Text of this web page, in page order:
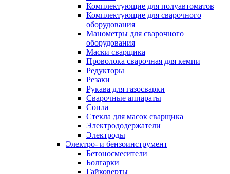
Комплектующие для полуавтоматов
Комплектующие для сварочного
оборудования
Манометры для сварочного
оборудования
Маски сварщика
Проволока сварочная для кемпи
Редукторы
Резаки
Рукава для газосварки
Сварочные аппараты
Сопла
Стекла для масок сварщика
Электрододержатели
Электроды
Электро- и бензоинструмент
Бетоносмесители
Болгарки
Гайковерты